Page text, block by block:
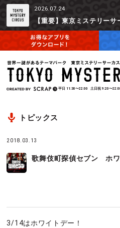
2026.07.24
平日 11:30〜22:00 土日祝 9:20〜
トピックス
2018.03.13
歌舞伎町探偵セブン ホ
3/14はホワイトデー！